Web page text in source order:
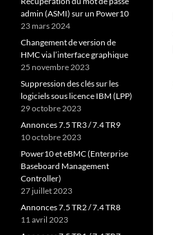
admin (ASMI) sur un Power10
23 mars 2024
Changement de version de
HMC via l’interface graphique
25 novembre 2023
Suppression des clés sur les
logiciels sous licence IBM (LPP)
29 octobre 2023
Annonces 7.5 TR3 / 7.4 TR9
10 octobre 2023
Power10 et eBMC (Enterprise
Baseboard Management
Controller)
27 juillet 2023
Annonces 7.5 TR2 / 7.4 TR8
11 avril 2023